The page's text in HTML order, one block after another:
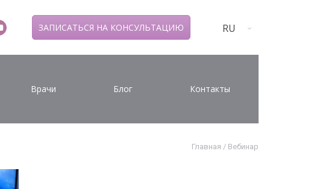
ЗАПИСАТЬСЯ НА КОНСУЛЬТАЦИЮ RU
Врачи Блог Контакты
Главная / Вебинар